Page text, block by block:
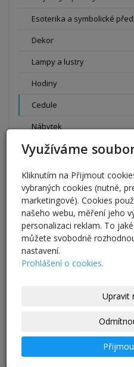
Esoterika a symbolické
Dekor
Lampy a lustry
Hodiny
Cedule
Nábytek
Oděvy a oděvní doplňky,
Kabelky a tašky
Svatební šaty, ozdoby a
Opasky, šály a šátky
Sukně a kalhoty
Halenky, trička, mikiny a šaty
Kreativní potřeby a materiál,
Pletení z pedigu polotovary
Využíváme
Kliknutím na Přijmout
vybraných cookies (nutné,
marketingové). Cookies
našeho webu, měření jeho
personalizaci reklam. To
můžete svobodně
nastavení.
Prohlášení o cookies.
Upravit